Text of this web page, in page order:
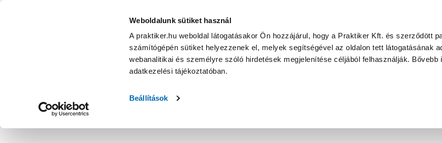
Weboldalunk sütiket használ
A praktiker.hu weboldal látogatásakor Ön hozzájárul, hogy a Praktiker Kft. és szerződött
számítógépén sütiket helyezzenek el, melyek segítségével az oldalon tett látogatásának
webanalitikai és személyre szóló hirdetések megjelenítése céljából felhasználják. Bővebb
adatkezelési tájékoztatóban.
Beállítások
KATEGÓRIÁK
Nyereményjáték Praktiker Professional Szakiajánló Ügyintézés és Információ